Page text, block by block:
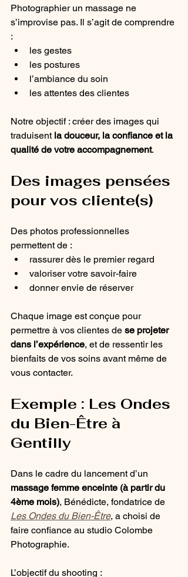
Photographier un massage ne
s’improvise pas. Il s’agit de comprendre
:
les gestes
les postures
l’ambiance du soin
les attentes des clientes
Notre objectif : créer des images qui
traduisent la douceur, la confiance et la
qualité de votre accompagnement.
Des images pensées
pour vos cliente(s)
Des photos professionnelles
permettent de :
rassurer dès le premier regard
valoriser votre savoir-faire
donner envie de réserver
Chaque image est conçue pour
permettre à vos clientes de se projeter
dans l’expérience, et de ressentir les
bienfaits de vos soins avant même de
vous contacter.
Exemple : Les Ondes
du Bien-Être à
Gentilly
Dans le cadre du lancement d’un
massage femme enceinte (à partir du
4ème mois), Bénédicte, fondatrice de
Les Ondes du Bien-Être, a choisi de
faire confiance au studio Colombe
Photographie.
L’objectif du shooting :